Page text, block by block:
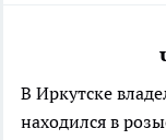
В Иркутске
находился в